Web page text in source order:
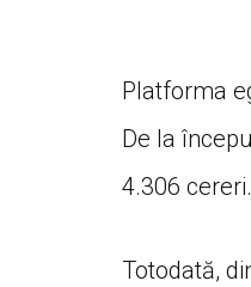
Platforma
De la
4.306 cereri.
Totodată,